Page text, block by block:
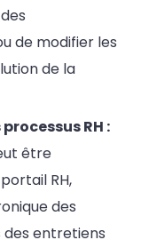
de modifier les
de la
RH :
être
RH,
des
entretiens